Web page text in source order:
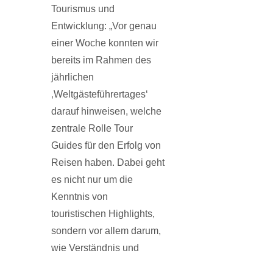
Tourismus und
Entwicklung: „Vor genau
einer Woche konnten wir
bereits im Rahmen des
jährlichen
‚Weltgästeführer­tages‘
darauf hinweisen, welche
zentrale Rolle Tour
Guides für den Erfolg von
Reisen haben. Dabei geht
es nicht nur um die
Kenntnis von
touristischen Highlights,
sondern vor allem darum,
wie Verständnis und